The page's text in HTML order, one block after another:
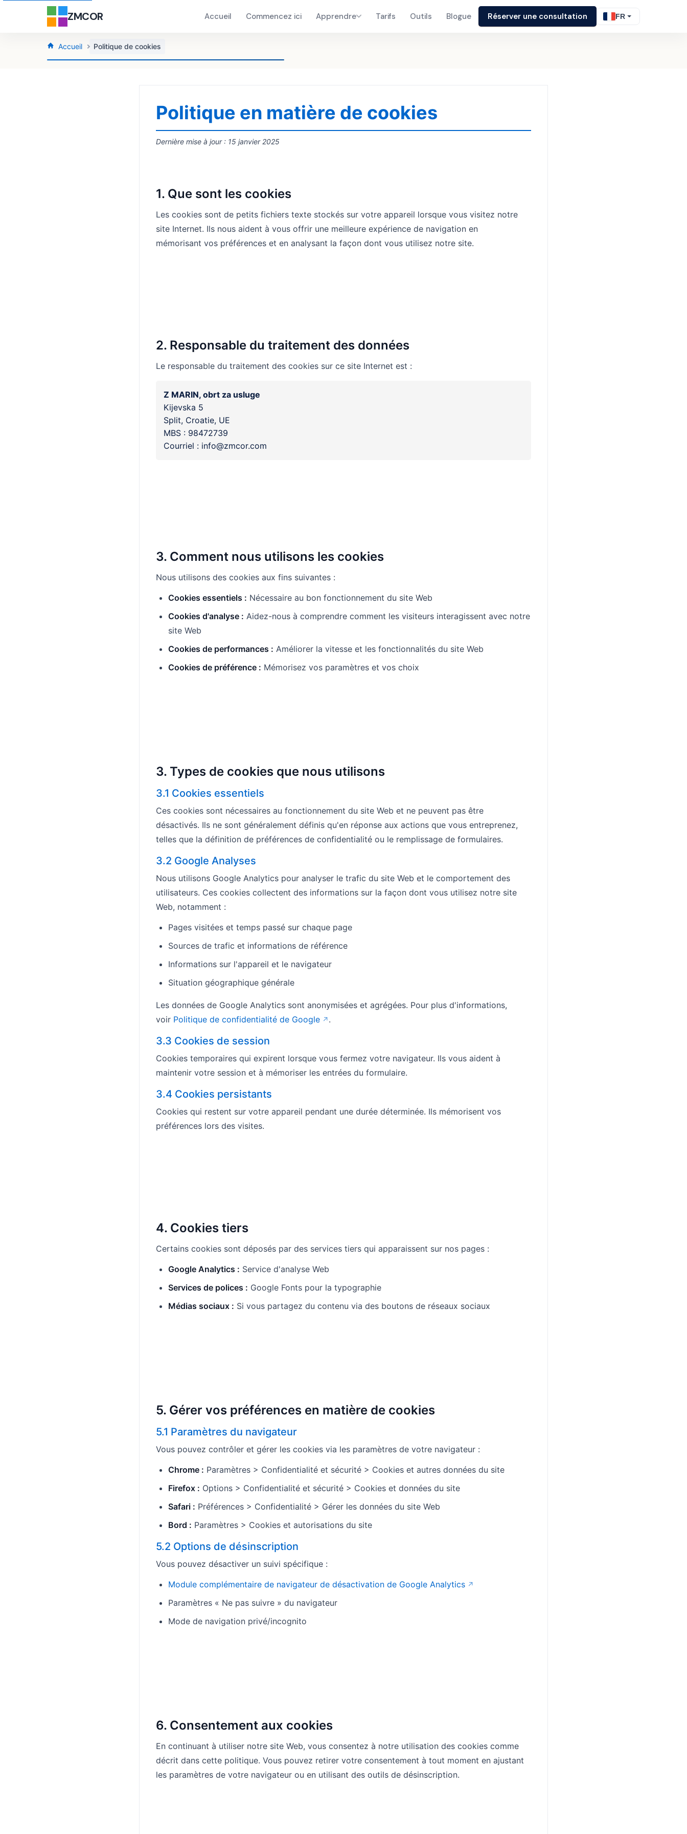
ZMCOR Accueil Commencez ici Apprendre Tarifs Outils Blogue Réserver une consultation FR
Accueil Politique de cookies
Politique en matière de cookies
Dernière mise à jour : 15 janvier 2025
1. Que sont les cookies
Les cookies sont de petits fichiers texte stockés sur votre appareil lorsque vous visitez notre
site Internet. Ils nous aident à vous offrir une meilleure expérience de navigation en
mémorisant vos préférences et en analysant la façon dont vous utilisez notre site.
2. Responsable du traitement des données
Le responsable du traitement des cookies sur ce site Internet est :
Z MARIN, obrt za usluge
Kijevska 5
Split, Croatie, UE
MBS : 98472739
Courriel : info@zmcor.com
3. Comment nous utilisons les cookies
Nous utilisons des cookies aux fins suivantes :
Cookies essentiels : Nécessaire au bon fonctionnement du site Web
Cookies d'analyse : Aidez-nous à comprendre comment les visiteurs interagissent avec notre
site Web
Cookies de performances : Améliorer la vitesse et les fonctionnalités du site Web
Cookies de préférence : Mémorisez vos paramètres et vos choix
3. Types de cookies que nous utilisons
3.1 Cookies essentiels
Ces cookies sont nécessaires au fonctionnement du site Web et ne peuvent pas être
désactivés. Ils ne sont généralement définis qu'en réponse aux actions que vous entreprenez,
telles que la définition de préférences de confidentialité ou le remplissage de formulaires.
3.2 Google Analyses
Nous utilisons Google Analytics pour analyser le trafic du site Web et le comportement des
utilisateurs. Ces cookies collectent des informations sur la façon dont vous utilisez notre site
Web, notamment :
Pages visitées et temps passé sur chaque page
Sources de trafic et informations de référence
Informations sur l'appareil et le navigateur
Situation géographique générale
Les données de Google Analytics sont anonymisées et agrégées. Pour plus d'informations,
voir Politique de confidentialité de Google .
3.3 Cookies de session
Cookies temporaires qui expirent lorsque vous fermez votre navigateur. Ils vous aident à
maintenir votre session et à mémoriser les entrées du formulaire.
3.4 Cookies persistants
Cookies qui restent sur votre appareil pendant une durée déterminée. Ils mémorisent vos
préférences lors des visites.
4. Cookies tiers
Certains cookies sont déposés par des services tiers qui apparaissent sur nos pages :
Google Analytics : Service d'analyse Web
Services de polices : Google Fonts pour la typographie
Médias sociaux : Si vous partagez du contenu via des boutons de réseaux sociaux
5. Gérer vos préférences en matière de cookies
5.1 Paramètres du navigateur
Vous pouvez contrôler et gérer les cookies via les paramètres de votre navigateur :
Chrome : Paramètres > Confidentialité et sécurité > Cookies et autres données du site
Firefox : Options > Confidentialité et sécurité > Cookies et données du site
Safari : Préférences > Confidentialité > Gérer les données du site Web
Bord : Paramètres > Cookies et autorisations du site
5.2 Options de désinscription
Vous pouvez désactiver un suivi spécifique :
Module complémentaire de navigateur de désactivation de Google Analytics
Paramètres « Ne pas suivre » du navigateur
Mode de navigation privé/incognito
6. Consentement aux cookies
En continuant à utiliser notre site Web, vous consentez à notre utilisation des cookies comme
décrit dans cette politique. Vous pouvez retirer votre consentement à tout moment en ajustant
les paramètres de votre navigateur ou en utilisant des outils de désinscription.